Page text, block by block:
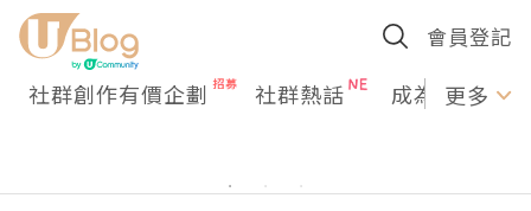
會員登記
社群創作有價企劃 社群熱話 成為U更多